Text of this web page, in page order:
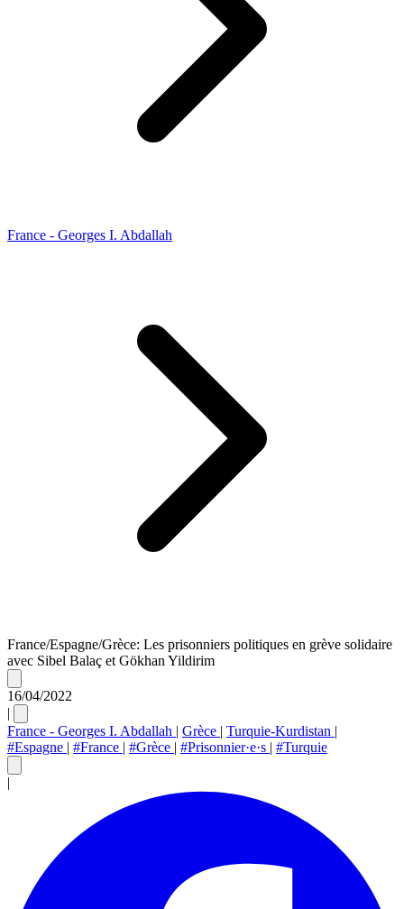
France - Georges I. Abdallah
France/Espagne/Grèce: Les prisonniers politiques en grève solidaire
avec Sibel Balaç et Gökhan Yildirim
16/04/2022
|
France - Georges I. Abdallah | Grèce | Turquie-Kurdistan |
#Espagne | #France | #Grèce | #Prisonnier·e·s | #Turquie
|